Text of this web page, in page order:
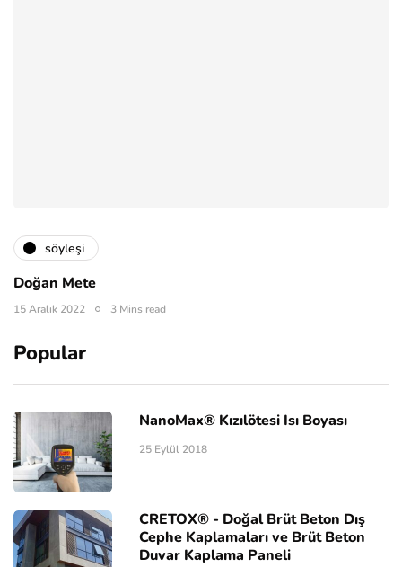
söyleşi
Doğan Mete
15 Aralık 2022 3 Mins read
Popular
NanoMax® Kızılötesi Isı Boyası
25 Eylül 2018
CRETOX® - Doğal Brüt Beton Dış
Cephe Kaplamaları ve Brüt Beton
Duvar Kaplama Paneli